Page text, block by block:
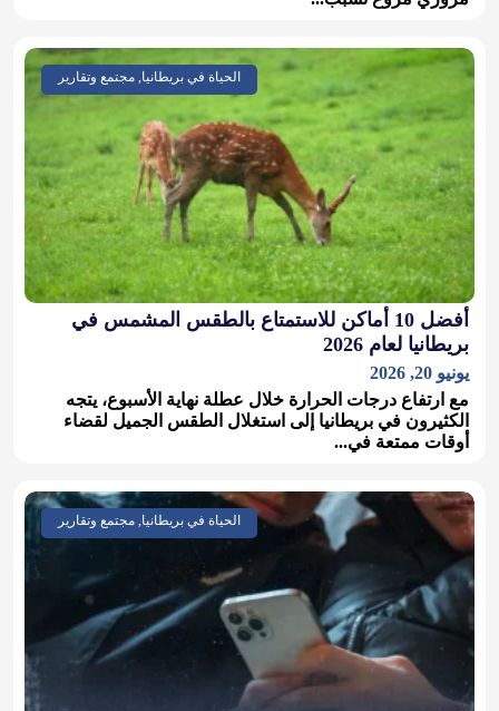
الحياة في بريطانيا, مجتمع وتقارير
أفضل 10 أماكن للاستمتاع بالطقس المشمس في
بريطانيا لعام 2026
يونيو 20, 2026
مع ارتفاع درجات الحرارة خلال عطلة نهاية الأسبوع، يتجه
الكثيرون في بريطانيا إلى استغلال الطقس الجميل لقضاء
أوقات ممتعة في...
الحياة في بريطانيا, مجتمع وتقارير